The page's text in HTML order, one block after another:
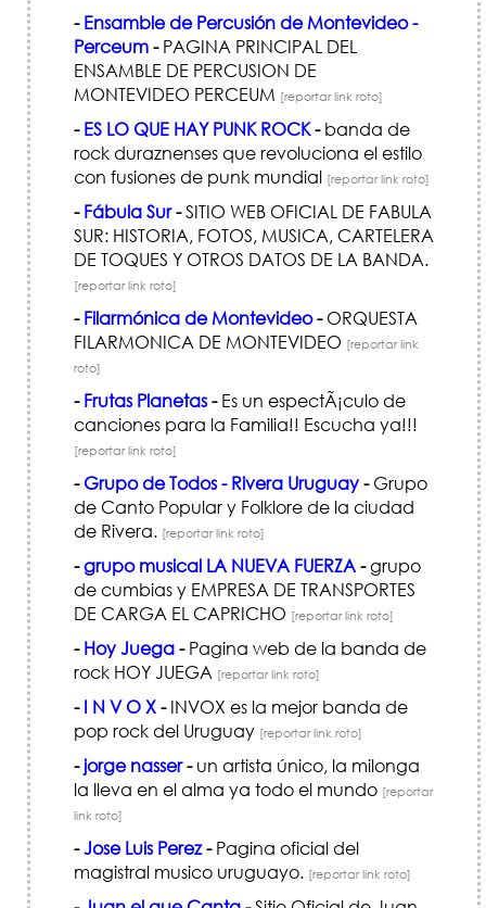
- Ensamble de Percusión de Montevideo -
Perceum-PAGINA PRINCIPAL DEL
ENSAMBLE DE PERCUSION DE
MONTEVIDEO PERCEUM [reportar link roto]
- ES LO QUE HAY PUNK ROCK-banda de
rock duraznenses que revoluciona el estilo
con fusiones de punk mundial [reportar link roto]
- Fábula Sur-SITIO WEB OFICIAL DE FABULA
SUR: HISTORIA, FOTOS, MUSICA, CARTELERA
DE TOQUES Y OTROS DATOS DE LA BANDA.
[reportar link roto]
- Filarmónica de Montevideo-ORQUESTA
FILARMONICA DE MONTEVIDEO [reportar link
roto]
- Frutas Planetas-Es un espectÃ¡culo de
canciones para la Familia!! Escucha ya!!!
[reportar link roto]
- Grupo de Todos - Rivera Uruguay-Grupo
de Canto Popular y Folklore de la ciudad
de Rivera. [reportar link roto]
-grupo musical LA NUEVA FUERZA-grupo
de cumbias y EMPRESA DE TRANSPORTES
DE CARGA EL CAPRICHO [reportar link roto]
- Hoy Juega-Pagina web de la banda de
rock HOY JUEGA [reportar link roto]
- I N V O X-INVOX es la mejor banda de
pop rock del Uruguay [reportar link roto]
-jorge nasser-un artista único, la milonga
la lleva en el alma ya todo el mundo [reportar
link roto]
-Jose Luis Perez-Pagina oficial del
magistral musico uruguayo. [reportar link roto]